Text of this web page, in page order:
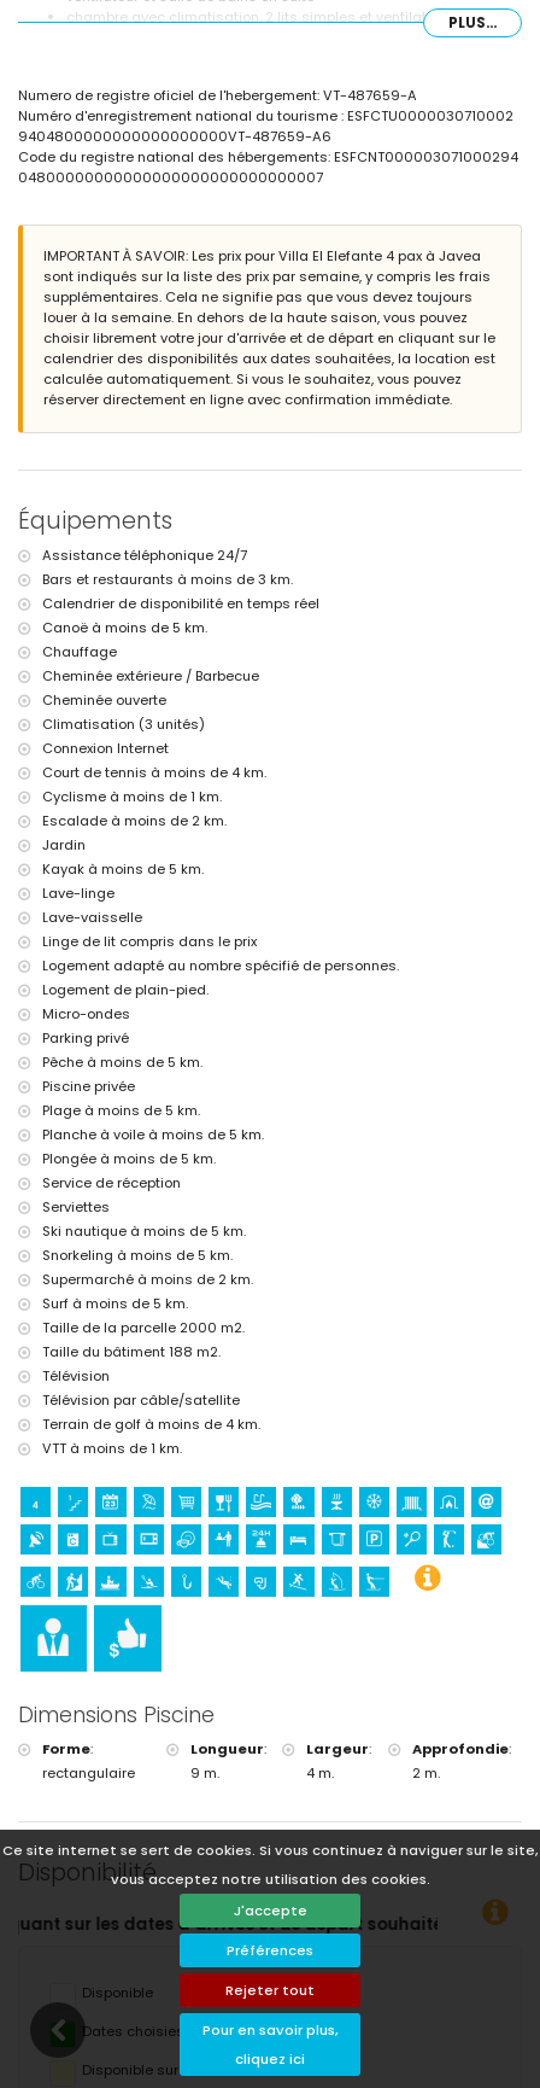
Ce site internet se sert de cookies. Si vous continuez à naviguer sur le site,
vous acceptez notre utilisation des cookies.
J'accepte
Préférences
Rejeter tout
Pour en savoir plus,
cliquez ici
chambre avec climatisation, 2 lits simples et ventilateur
salle de bains en suite avec lavabo simple, baignoire/douche
Extérieur de la villa
grand terrain clos
piscine privée mesurant 9m x 4m et 2m de profondeur
jardin avec gravier, arbres et mobilier de jardin avec transats
barbecue
espace de détente extérieur et espace à manger extérieur
place de parking privée couverte
Informations supplémentaires
ville la plus proche : Jávea (à moins de 5 kilomètres de la villa)
rivière ou rive la plus proche : Mediterráneo, Jávea (à moins de 5
kilomètres de la villa)
plage la plus proche : El Arenal, Jávea (à moins de 5 kilomètres de
port le plus proche : Puerto Aduanas del Mar, Jávea (à moins de 5
aéroport le plus proche : Alicante (à moins de 100 kilomètres de la
villa)
deuxième aéroport le plus proche : Valence (> 100 kilomètres)
les animaux de compagnie ne sont pas autorisés
l'hébergement est très adapté aux familles avec enfants
Équipements et services inclus dans le prix de location de la villa
internet (WiFi)
fer et planche à repasser
linge de lit et serviettes
service de réception et service d'urgence 24h/24
chauffage par air et climatisation
Équipements et services avec supplément
lit/couchette pour enfants (sur demande)
Divertissement et activités de loisirs pour vos vacances à Jávea,
Costa Blanca
bar (à moins de 5 kilomètres de la maison)
Sites et culture à Jávea, Costa Blanca
musée (Histórico de Jávea, Jávea), église (San Bartolomé, Pueblo,
Jávea), monument (Pueblo de Jávea, Jávea), bâtiment
architectural (Pueblo de Jávea, Jávea), lieu historique (Pueblo de
Jávea et Jávea) (à moins de 5 kilomètres de l'hébergement)
ruine (Molinos de Viento et Jávea) (à moins de 10 kilomètres de
l'hébergement)
château (Portal de la Vila et Denia) (à moins de 25 kilomètres de
l'hébergement)
Sports
VTT et cyclisme (à moins de 1000 mètres de la villa)
tennis, golf (Golf la Sella), escalade, canoë, kayak, pêche, plongée,
snorkeling, surf, planche à voile et ski nautique (à moins de 5
kilomètres de la villa)
équitation (à moins de 10 kilomètres de la villa)
PLUS...
Numero de registre oficiel de l'hebergement: VT-487659-A
Numéro d'enregistrement national du tourisme : ESFCTU0000030710002
9404800000000000000000VT-487659-A6
Code du registre national des hébergements: ESFCNT000003071000294
04800000000000000000000000000007
IMPORTANT À SAVOIR: Les prix pour Villa El Elefante 4 pax à Javea
sont indiqués sur la liste des prix par semaine, y compris les frais
supplémentaires. Cela ne signifie pas que vous devez toujours
louer à la semaine. En dehors de la haute saison, vous pouvez
choisir librement votre jour d'arrivée et de départ en cliquant sur le
calendrier des disponibilités aux dates souhaitées, la location est
calculée automatiquement. Si vous le souhaitez, vous pouvez
réserver directement en ligne avec confirmation immédiate.
Équipements
Assistance téléphonique 24/7
Bars et restaurants à moins de 3 km.
Calendrier de disponibilité en temps réel
Canoë à moins de 5 km.
Chauffage
Cheminée extérieure / Barbecue
Cheminée ouverte
Climatisation (3 unités)
Connexion Internet
Court de tennis à moins de 4 km.
Cyclisme à moins de 1 km.
Escalade à moins de 2 km.
Jardin
Kayak à moins de 5 km.
Lave-linge
Lave-vaisselle
Linge de lit compris dans le prix
Logement adapté au nombre spécifié de personnes.
Logement de plain-pied.
Micro-ondes
Parking privé
Pêche à moins de 5 km.
Piscine privée
Plage à moins de 5 km.
Planche à voile à moins de 5 km.
Plongée à moins de 5 km.
Service de réception
Serviettes
Ski nautique à moins de 5 km.
Snorkeling à moins de 5 km.
Supermarché à moins de 2 km.
Surf à moins de 5 km.
Taille de la parcelle 2000 m2.
Taille du bâtiment 188 m2.
Télévision
Télévision par câble/satellite
Terrain de golf à moins de 4 km.
VTT à moins de 1 km.
Dimensions Piscine
Forme:
rectangulaire
Longueur:
9 m.
Largeur:
4 m.
Approfondie:
2 m.
Disponibilité
!
Disponible
Dates choisies
Disponible sur demande